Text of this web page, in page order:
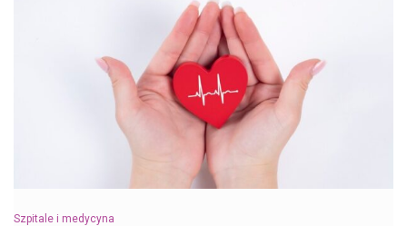
Szpitale i medycyna